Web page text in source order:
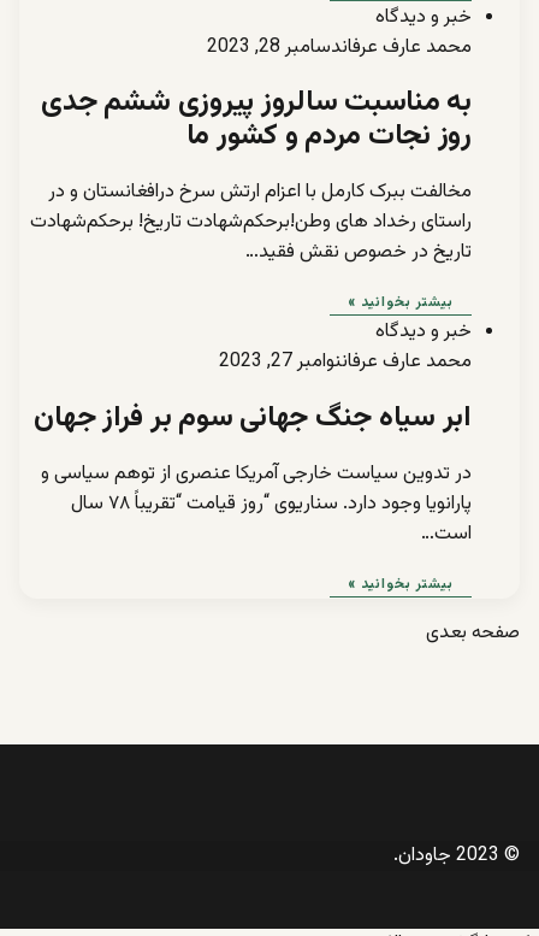
خبر و دیدگاه
محمد عارف عرفاندسامبر 28, 2023
به مناسبت سالروز پیروزی ششم جدی
روز نجات مردم و کشور ما
مخالفت ببرک کارمل با اعزام ارتش سرخ درافغانستان و در
راستای رخداد های وطن!برحکم‌شهادت تاریخ! برحکم‌شهادت
تاریخ در خصوص نقش فقید…
بیشتر بخوانید »
خبر و دیدگاه
محمد عارف عرفاننوامبر 27, 2023
ابر سیاه جنگ جهانی سوم بر فراز جهان
در تدوین سیاست خارجی آمریکا عنصری از توهم سیاسی و
پارانویا وجود دارد. سناریوی “روز قیامت “تقریباً ۷۸ سال
است…
بیشتر بخوانید »
صفحه بعدی
© 2023 جاودان.